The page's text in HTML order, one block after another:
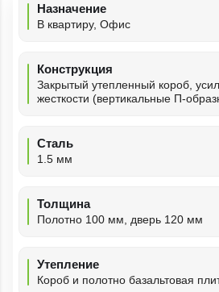
Назначение
В квартиру, Офис
Конструкция
Закрытый утепленный короб,
жесткости (вертикальные П-
Сталь
1.5 мм
Толщина
Полотно 100 мм, дверь 120 мм
Утепление
Короб и полотно базальтовая